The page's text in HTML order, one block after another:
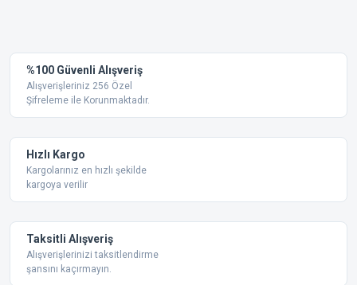
Ürün resmi kalitesiz, bozuk veya görüntülenemiyor.
Ürün açıklamasında eksik bilgiler bulunuyor.
Bu ürüne benzer farklı alternatifler olmalı.
%100 Güvenli Alışveriş
Alışverişleriniz 256 Özel
Şifreleme ile Korunmaktadır.
Hızlı Kargo
Kargolarınız en hızlı şekilde
kargoya verilir
Taksitli Alışveriş
Alışverişlerinizi taksitlendirme
şansını kaçırmayın.